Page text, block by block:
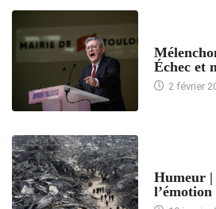
Échec et
2 février
Humeur |
l’émotion